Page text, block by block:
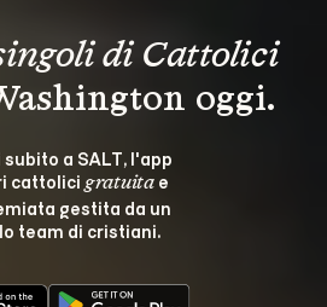
di Cattolici
oggi.
a SALT, l'app
cattolici gratuita e
gestita da un
team di cristiani.